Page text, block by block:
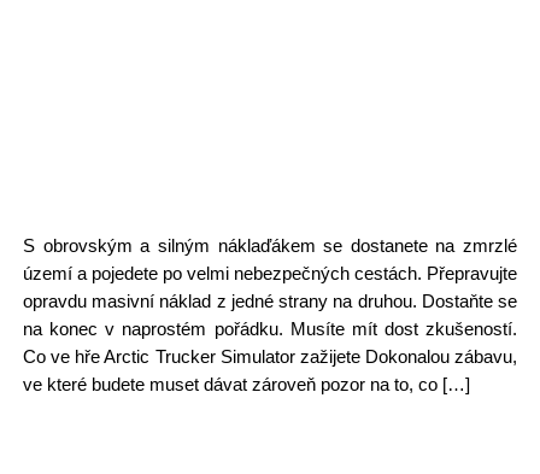
S obrovským a silným náklaďákem se dostanete na zmrzlé
území a pojedete po velmi nebezpečných cestách. Přepravujte
opravdu masivní náklad z jedné strany na druhou. Dostaňte se
na konec v naprostém pořádku. Musíte mít dost zkušeností.
Co ve hře Arctic Trucker Simulator zažijete Dokonalou zábavu,
ve které budete muset dávat zároveň pozor na to, co […]